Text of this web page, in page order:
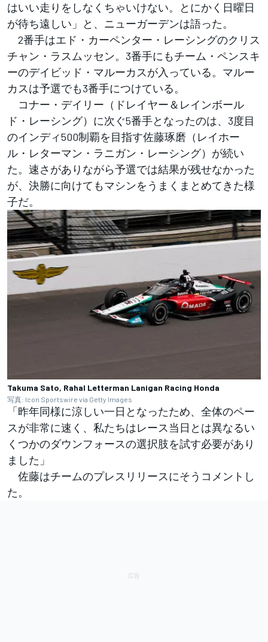
はいい走りをしなくちゃいけない。とにかく日曜日
が待ち遠しい」と、ニューガーデンは語った。
2番手はエド・カーペンター・レーシングのクリス
チャン・ラスムッセン。3番手にもチーム・ペンスキ
ーのデイビッド・マルーカスが入っている。マルー
カスは予選でも3番手につけている。
コナー・デイリー（ドレイヤー＆レインボール
ド・レーシング）に次ぐ5番手となったのは、3度目
のインディ500制覇を目指す佐藤琢磨（レイホー
ル・レターマン・ラニガン・レーシング）が続い
た。速さがありながら予選では結果が残せなかった
が、決勝に向けてもマシンをうまくまとめてきた様
子だ。
Takuma Sato, Rahal Letterman Lanigan Racing Honda
写真: Icon Sportswire via Getty Images
「昨年同様に涼しい一日となったため、全体のペー
スが非常に速く、私たちはレース当日とは異なるい
くつかのダウンフォースの選択肢を試す必要があり
ました」
佐藤はチームのプレスリリースにそうコメントし
た。